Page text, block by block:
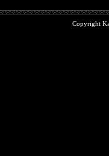
Copyright